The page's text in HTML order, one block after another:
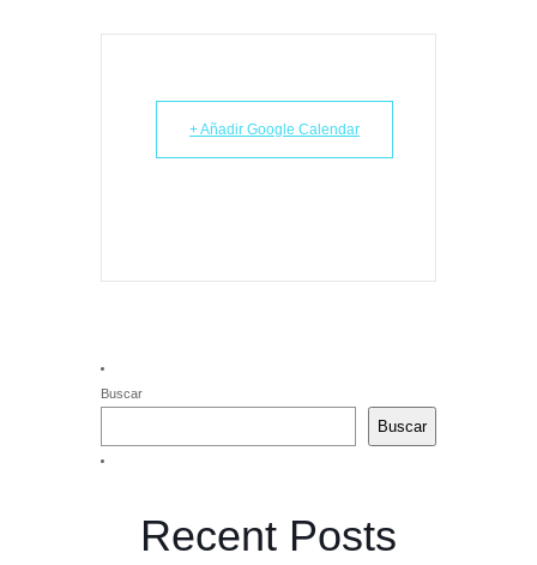
+ Añadir Google Calendar
Buscar
Buscar
Recent Posts